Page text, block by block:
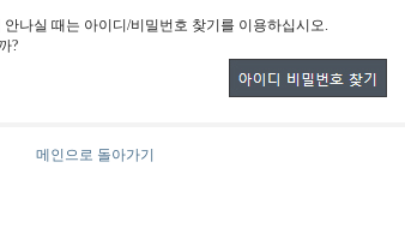
나실 때는 아이디/비밀번호 찾기를 이용하십시오.
?
메인으로 돌아가기